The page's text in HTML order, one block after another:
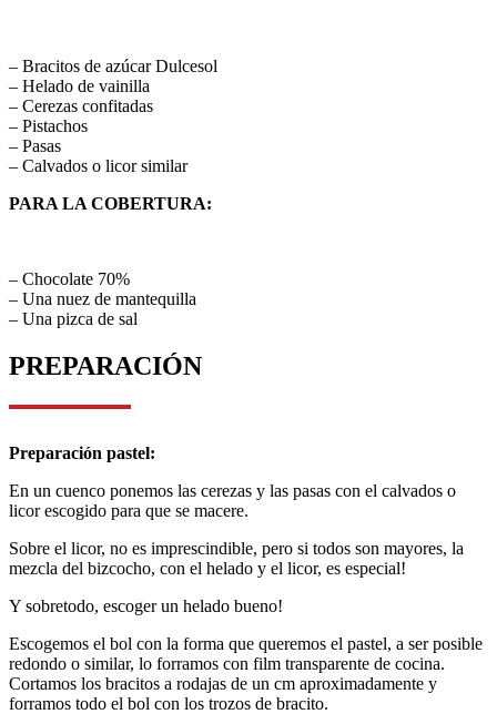
– Bracitos de azúcar Dulcesol
– Helado de vainilla
– Cerezas confitadas
– Pistachos
– Pasas
– Calvados o licor similar
PARA LA COBERTURA:
– Chocolate 70%
– Una nuez de mantequilla
– Una pizca de sal
PREPARACIÓN
Preparación pastel:
En un cuenco ponemos las cerezas y las pasas con el calvados o
licor escogido para que se macere.
Sobre el licor, no es imprescindible, pero si todos son mayores, la
mezcla del bizcocho, con el helado y el licor, es especial!
Y sobretodo, escoger un helado bueno!
Escogemos el bol con la forma que queremos el pastel, a ser posible
redondo o similar, lo forramos con film transparente de cocina.
Cortamos los bracitos a rodajas de un cm aproximadamente y
forramos todo el bol con los trozos de bracito.